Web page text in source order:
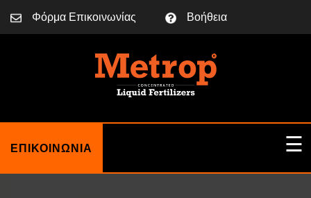
Φόρμα Επικοινωνίας Βοήθεια
☰
ΕΠΙΚΟΙΝΩΝΙΑ